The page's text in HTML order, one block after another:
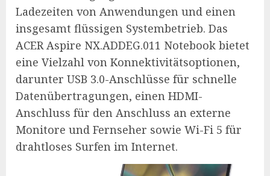
Ladezeiten von Anwendungen und einen
insgesamt flüssigen Systembetrieb. Das
ACER Aspire NX.ADDEG.011 Notebook bietet
eine Vielzahl von Konnektivitätsoptionen,
darunter USB 3.0-Anschlüsse für schnelle
Datenübertragungen, einen HDMI-
Anschluss für den Anschluss an externe
Monitore und Fernseher sowie Wi-Fi 5 für
drahtloses Surfen im Internet.